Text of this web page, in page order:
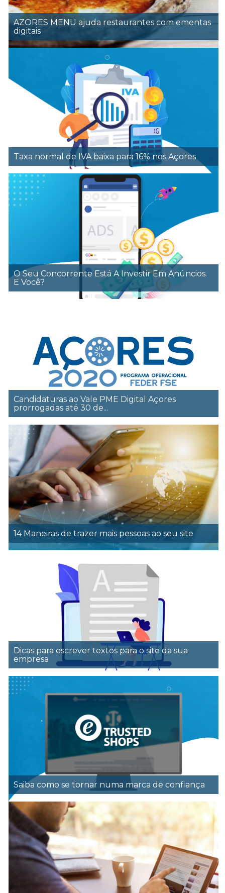
AZORES MENU ajuda restaurantes com ementas
digitais
Taxa normal de IVA baixa para 16% nos Açores
O Seu Concorrente Está A Investir Em Anúncios.
E Você?
Candidaturas ao Vale PME Digital Açores
prorrogadas até 30 de...
14 Maneiras de trazer mais pessoas ao seu site
Dicas para escrever textos para o site da sua
empresa
Saiba como se tornar numa marca de confiança